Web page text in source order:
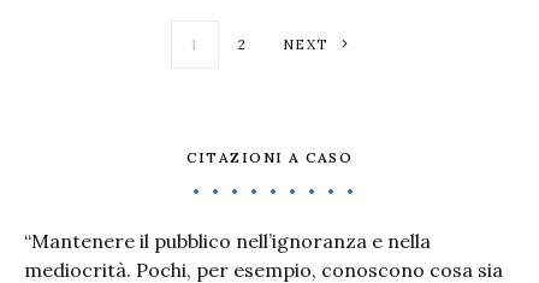
Paginazione
1 2 NEXT
CITAZIONI A CASO
“Mantenere il pubblico nell’ignoranza e nella
mediocrità. Pochi, per esempio, conoscono cosa sia